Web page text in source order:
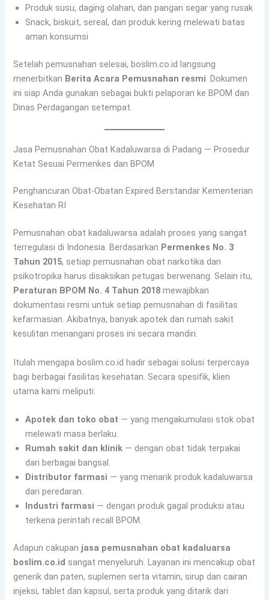
Produk susu, daging olahan, dan pangan segar yang rusak
Snack, biskuit, sereal, dan produk kering melewati batas
aman konsumsi
Setelah pemusnahan selesai, boslim.co.id langsung
menerbitkan Berita Acara Pemusnahan resmi. Dokumen
ini siap Anda gunakan sebagai bukti pelaporan ke BPOM dan
Dinas Perdagangan setempat.
Jasa Pemusnahan Obat Kadaluwarsa di Padang — Prosedur
Ketat Sesuai Permenkes dan BPOM
Penghancuran Obat-Obatan Expired Berstandar Kementerian
Kesehatan RI
Pemusnahan obat kadaluwarsa adalah proses yang sangat
terregulasi di Indonesia. Berdasarkan Permenkes No. 3
Tahun 2015, setiap pemusnahan obat narkotika dan
psikotropika harus disaksikan petugas berwenang. Selain itu,
Peraturan BPOM No. 4 Tahun 2018 mewajibkan
dokumentasi resmi untuk setiap pemusnahan di fasilitas
kefarmasian. Akibatnya, banyak apotek dan rumah sakit
kesulitan menangani proses ini secara mandiri.
Itulah mengapa boslim.co.id hadir sebagai solusi terpercaya
bagi berbagai fasilitas kesehatan. Secara spesifik, klien
utama kami meliputi:
Apotek dan toko obat — yang mengakumulasi stok obat
melewati masa berlaku.
Rumah sakit dan klinik — dengan obat tidak terpakai
dari berbagai bangsal.
Distributor farmasi — yang menarik produk kadaluwarsa
dari peredaran.
Industri farmasi — dengan produk gagal produksi atau
terkena perintah recall BPOM.
Adapun cakupan jasa pemusnahan obat kadaluarsa
boslim.co.id sangat menyeluruh. Layanan ini mencakup obat
generik dan paten, suplemen serta vitamin, sirup dan cairan
injeksi, tablet dan kapsul, serta produk yang ditarik dari